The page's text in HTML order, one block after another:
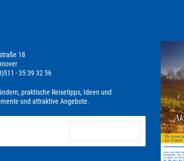
18
- 35 39 32 56
praktische Reisetipps, Ideen und
und attraktive Angebote.